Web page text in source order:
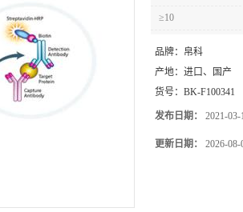
≥10
品牌： 帛科
产地： 进口、国产
货号： BK-F100341
发布日期： 2021-03-
更新日期： 2026-08-